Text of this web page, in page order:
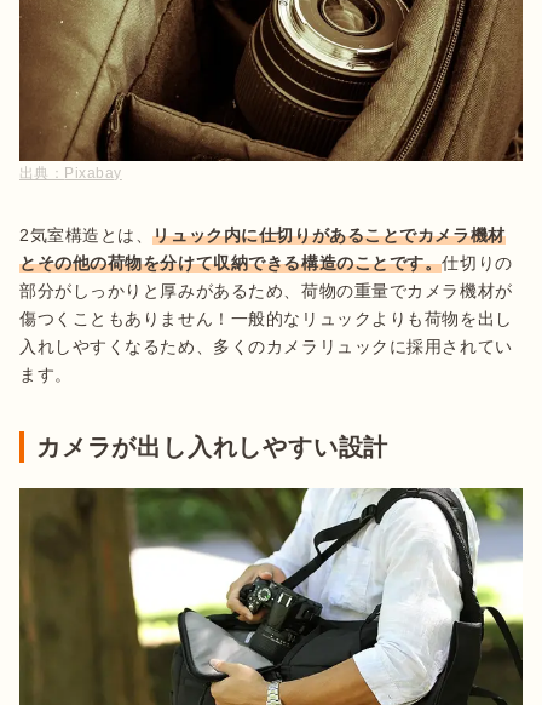
出典： Pixabay
2気室構造とは、リュック内に仕切りがあることでカメラ機材
とその他の荷物を分けて収納できる構造のことです。仕切りの
部分がしっかりと厚みがあるため、荷物の重量でカメラ機材が
傷つくこともありません！一般的なリュックよりも荷物を出し
入れしやすくなるため、多くのカメラリュックに採用されてい
ます。
カメラが出し入れしやすい設計